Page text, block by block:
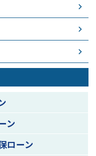
ン
ローン